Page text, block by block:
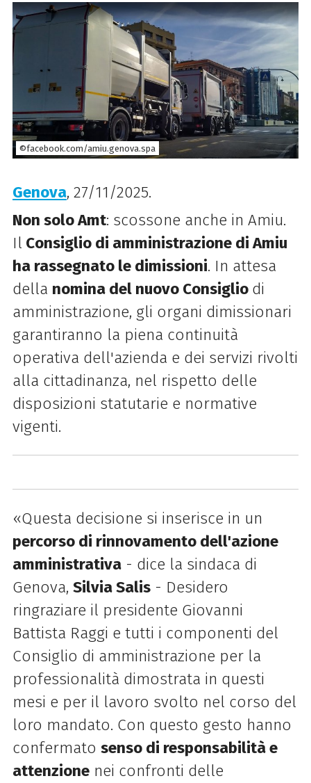
©facebook.com/amiu.genova.spa
Genova, 27/11/2025.
Non solo Amt: scossone anche in Amiu.
Il Consiglio di amministrazione di Amiu
ha rassegnato le dimissioni. In attesa
della nomina del nuovo Consiglio di
amministrazione, gli organi dimissionari
garantiranno la piena continuità
operativa dell'azienda e dei servizi rivolti
alla cittadinanza, nel rispetto delle
disposizioni statutarie e normative
vigenti.
«Questa decisione si inserisce in un
percorso di rinnovamento dell'azione
amministrativa- dice la sindaca di
Genova, Silvia Salis- Desidero
ringraziare il presidente Giovanni
Battista Raggi e tutti i componenti del
Consiglio di amministrazione per la
professionalità dimostrata in questi
mesi e per il lavoro svolto nel corso del
loro mandato. Con questo gesto hanno
confermato senso di responsabilità e
attenzionenei confronti delle